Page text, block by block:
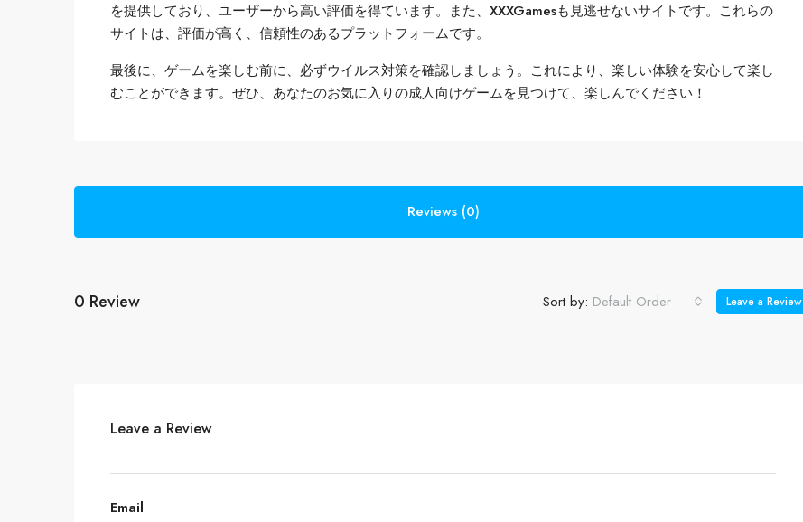
を提供しており、ユーザーから高い評価を得ています。また、XXXGamesも見逃せないサイトです。これらの
サイトは、評価が高く、信頼性のあるプラットフォームです。
最後に、ゲームを楽しむ前に、必ずウイルス対策を確認しましょう。これにより、楽しい体験を安心して楽し
むことができます。ぜひ、あなたのお気に入りの成人向けゲームを見つけて、楽しんでください！
Reviews (0)
0 Review Sort by: Default Order Leave a Review
Leave a Review
Email